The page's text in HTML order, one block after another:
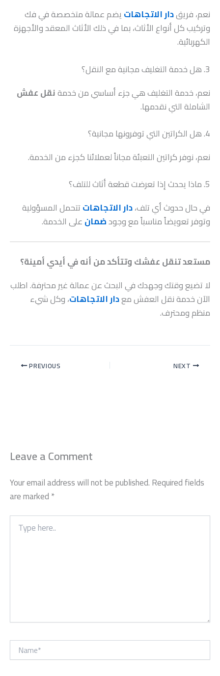
نعم، فريقدار الاتجاهاتيضم عمالة متخصصة في فك
وتركيب كل أنواع الأثاث، بما في ذلك الأثاث المعقد والأجهزة
الكهربائية.
3. هل خدمة التغليف مجانية مع النقل؟
نعم، خدمة التغليف هي جزء أساسي من خدمةنقل عفش
الشاملة التي نقدمها.
4. هل الكراتين التي توفرونها مجانية؟
نعم، نوفر كراتين التعبئة مجاناً لعملائنا كجزء من الخدمة.
5. ماذا يحدث إذا تعرضت قطعة أثاث للتلف؟
في حال حدوث أي تلف،دار الاتجاهاتتتحمل المسؤولية
وتوفر تعويضاً مناسباً مع وجودضمانعلى الخدمة.
مستعد تنقل عفشك وتتأكد من أنه في أيدي أمينة؟
لا تضيع وقتك وجهدك في البحث عن عمالة غير محترفة. اطلب
الآن خدمة نقل العفش معدار الاتجاهات، وكل شيء
منظم ومحترف.
PREVIOUS NEXT
Leave a Comment
Your email address will not be published.Required fields
are marked*
Type
here..
Name*